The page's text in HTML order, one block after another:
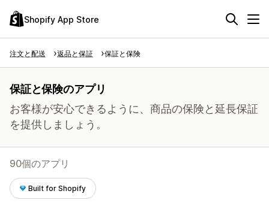
Shopify App Store
注文と配送 返品と保証 保証と保険
保証と保険のアプリ
お客様が安心できるように、商品の保険と延長保証
を提供しましょう。
90個のアプリ
Built for Shopify